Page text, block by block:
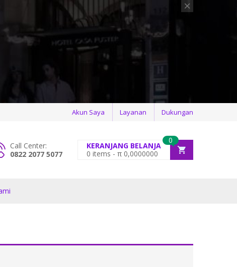
Akun Saya Layanan Dukungan
Call Center:
0822 2077 5077
0
KERANJANG BELANJA
0 items - π 0,0000000